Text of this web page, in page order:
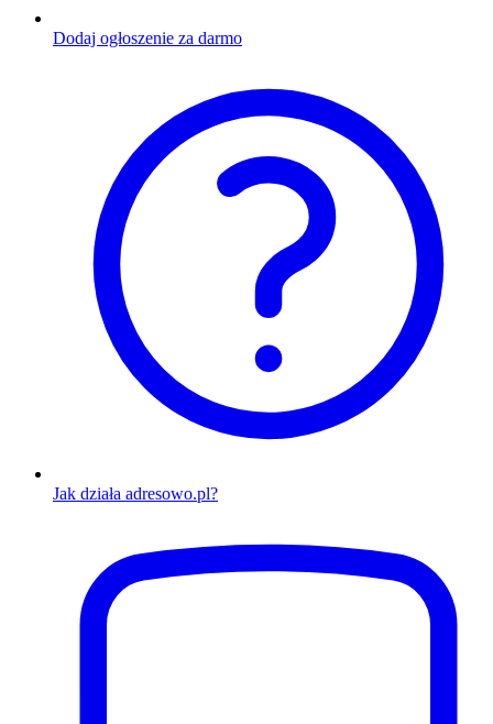
Dodaj ogłoszenie za darmo
Jak działa adresowo.pl?